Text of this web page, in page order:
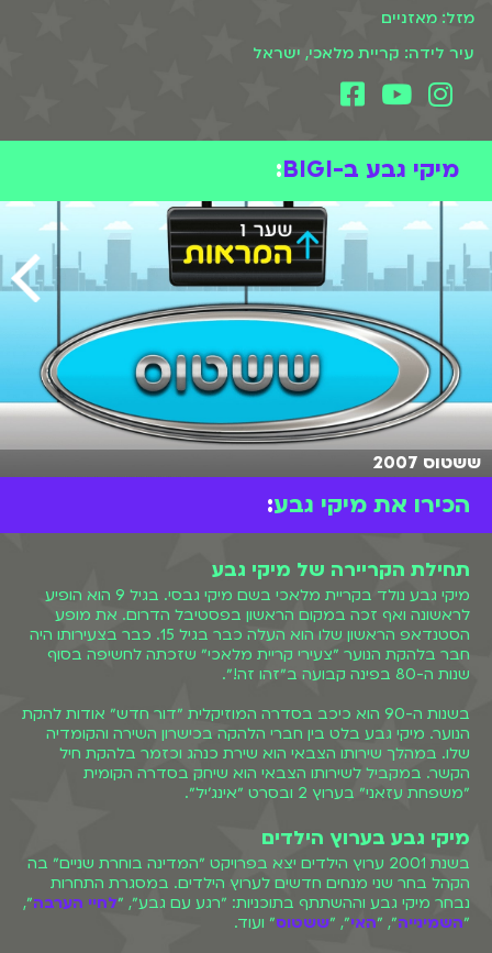
מזל: מאזניים
עיר לידה: קריית מלאכי, ישראל
מיקי גבע ב-BIGI :
ששטוס 2007
הכירו את מיקי גבע:
תחילת הקריירה של מיקי גבע
מיקי גבע נולד בקריית מלאכי בשם מיקי גבסי. בגיל 9 הוא הופיע
לראשונה ואף זכה במקום הראשון בפסטיבל הדרום. את מופע
הסטנדאפ הראשון שלו הוא העלה כבר בגיל 15. כבר בצעירותו היה
חבר בלהקת הנוער ״צעירי קריית מלאכי״ שזכתה לחשיפה בסוף
שנות ה-80 בפינה קבועה ב״זהו זה!״.
בשנות ה-90 הוא כיכב בסדרה המוזיקלית ״דור חדש״ אודות להקת
הנוער. מיקי גבע בלט בין חברי הלהקה בכישרון השירה והקומדיה
שלו. במהלך שירותו הצבאי הוא שירת כנהג וכזמר בלהקת חיל
הקשר. במקביל לשירותו הצבאי הוא שיחק בסדרה הקומית
״משפחת עזאני״ בערוץ 2 ובסרט ״אינג׳יל״.
מיקי גבע בערוץ הילדים
בשנת 2001 ערוץ הילדים יצא בפרויקט ״המדינה בוחרת שניים״ בה
הקהל בחר שני מנחים חדשים לערוץ הילדים. במסגרת התחרות
נבחר מיקי גבע וההשתתף בתוכניות: ״רגע עם גבע״, ״לחיי הערבה״,
״השמינייה״, ״האי״, ״ששטוס״ ועוד.